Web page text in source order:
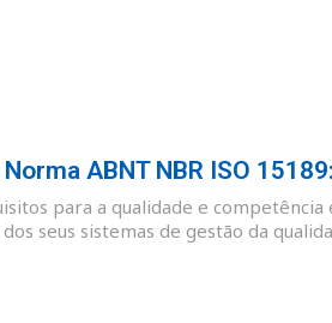
ABNT NBR ISO
para a qualidade e
seus sistemas de gestão da